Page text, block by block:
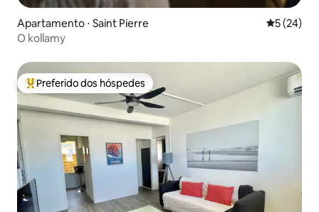
Apartamento ⋅ Saint Pierre 5 de uma
5 (24)
O kollamy
Entre os melhores preferidos dos hóspedes
Preferido dos hóspedes